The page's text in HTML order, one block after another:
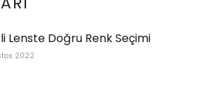
Lenste Doğru Renk Seçimi
2022